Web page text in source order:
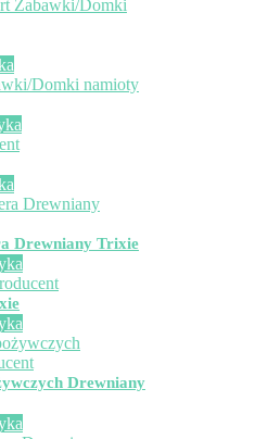
Drewniany Trixie
Drewniany